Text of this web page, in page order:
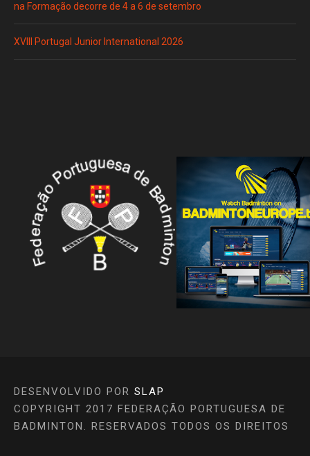
na Formação decorre de 4 a 6 de setembro
XVIII Portugal Junior International 2026
DESENVOLVIDO POR SLAP
COPYRIGHT 2017 FEDERAÇÃO PORTUGUESA DE
BADMINTON. RESERVADOS TODOS OS DIREITOS